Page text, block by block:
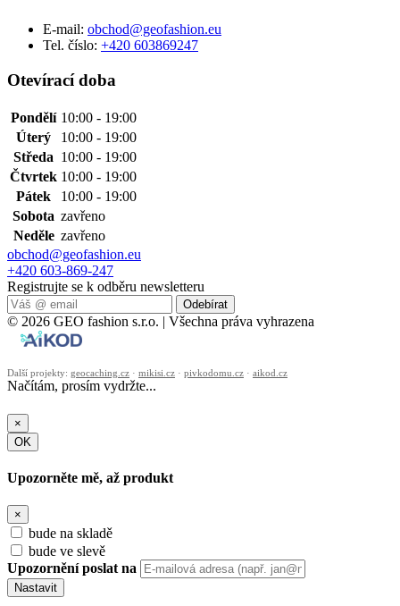
E-mail: obchod@geofashion.eu
Tel. číslo: +420 603869247
Otevírací doba
Pondělí 10:00 - 19:00
Úterý
10:00 - 19:00
Středa 10:00 - 19:00
Čtvrtek 10:00 - 19:00
Pátek
10:00 - 19:00
Sobota zavřeno
Neděle zavřeno
obchod@geofashion.eu
+420 603-869-247
Registrujte se k odběru newsletteru
Odebírat
© 2026 GEO fashion s.r.o. | Všechna práva vyhrazena
Další projekty: geocaching.cz · mikisi.cz · pivkodomu.cz · aikod.cz
Načítám, prosím vydržte...
×
OK
Upozorněte mě, až produkt
×
bude na skladě
bude ve slevě
Upozornění poslat na
Nastavit